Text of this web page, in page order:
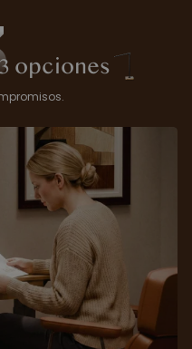
opciones